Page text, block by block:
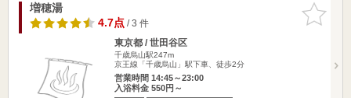
お気に入
りに追加
増穂湯
4.7点/ 3 件
東京都 / 世田谷区
千歳烏山駅247m
京王線「千歳烏山」駅下車、徒歩2分
営業時間 14:45～23:00
入浴料金 550円～